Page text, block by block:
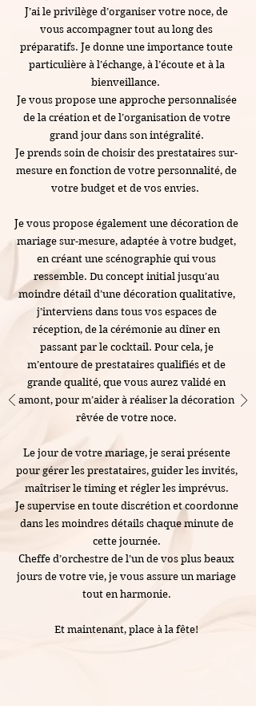
J’ai le privilège d’organiser votre noce, de
vous accompagner tout au long des
préparatifs. Je donne une importance toute
particulière à l’échange, à l’écoute et à la
bienveillance.
Je vous propose une approche personnalisée
de la création et de l’organisation de votre
grand jour dans son intégralité.
Je prends soin de choisir des prestataires sur-
mesure en fonction de votre personnalité, de
votre budget et de vos envies.
Je vous propose également une décoration de
mariage sur-mesure, adaptée à votre budget,
en créant une scénographie qui vous
ressemble. Du concept initial jusqu’au
moindre détail d’une décoration qualitative,
j’interviens dans tous vos espaces de
réception, de la cérémonie au dîner en
passant par le cocktail. Pour cela, je
m’entoure de prestataires qualifiés et de
grande qualité, que vous aurez validé en
amont, pour m’aider à réaliser la décoration
rêvée de votre noce.
Le jour de votre mariage, je serai présente
pour gérer les prestataires, guider les invités,
maîtriser le timing et régler les imprévus.
Je supervise en toute discrétion et coordonne
dans les moindres détails chaque minute de
cette journée.
Cheffe d’orchestre de l’un de vos plus beaux
jours de votre vie, je vous assure un mariage
tout en harmonie.
Et maintenant, place à la fête!